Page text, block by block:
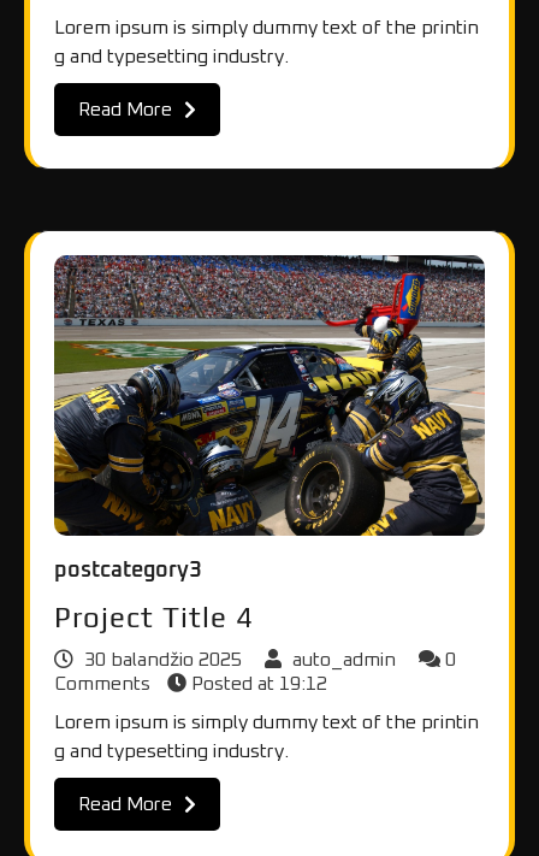
Lorem ipsum is simply dummy text of the printin
g and typesetting industry.
Read More
postcategory3
Project Title 4
30 balandžio 2025 auto_admin
0
Comments
Posted at 19:12
Lorem ipsum is simply dummy text of the printin
g and typesetting industry.
Read More